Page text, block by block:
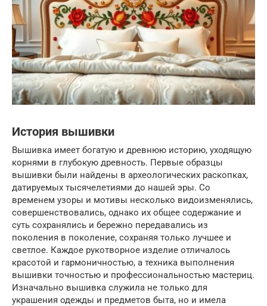
История вышивки
Вышивка имеет богатую и древнюю историю, уходящую
корнями в глубокую древность. Первые образцы
вышивки были найдены в археологических раскопках,
датируемых тысячелетиями до нашей эры. Со
временем узоры и мотивы несколько видоизменялись,
совершенствовались, однако их общее содержание и
суть сохранялись и бережно передавались из
поколения в поколение, сохраняя только лучшее и
светлое. Каждое рукотворное изделие отличалось
красотой и гармоничностью, а техника выполнения
вышивки точностью и профессиональностью мастериц.
Изначально вышивка служила не только для
украшения одежды и предметов быта, но и имела